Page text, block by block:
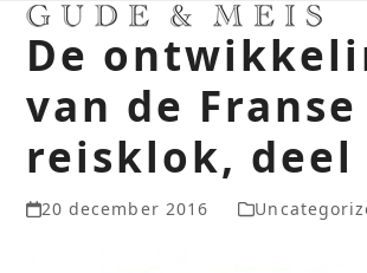
Skip
content
Open
mobile
menu
Close
mobile
menu
De
van de Franse
reisklok, deel
20 december 2016